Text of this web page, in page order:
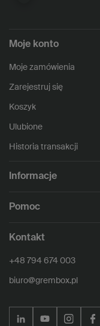
Moje konto
Moje zamówienia
Zarejestruj się
Koszyk
Ulubione
Historia transakcji
Informacje
Pomoc
Kontakt
+48 794 674 003
biuro@grembox.pl